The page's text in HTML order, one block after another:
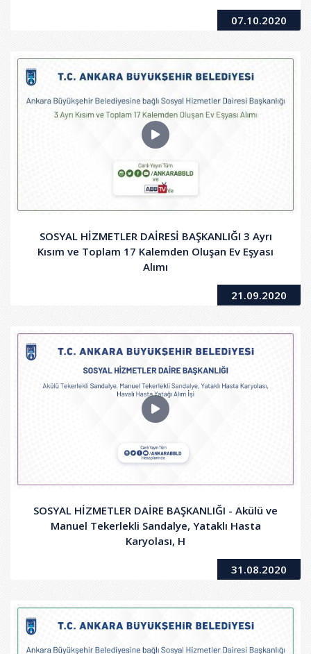
07.10.2020
SOSYAL HİZMETLER DAİRESİ BAŞKANLIĞI 3 Ayrı
Kısım ve Toplam 17 Kalemden Oluşan Ev Eşyası
Alımı
21.09.2020
SOSYAL HİZMETLER DAİRE BAŞKANLIĞI - Akülü ve
Manuel Tekerlekli Sandalye, Yataklı Hasta
Karyolası, H
31.08.2020